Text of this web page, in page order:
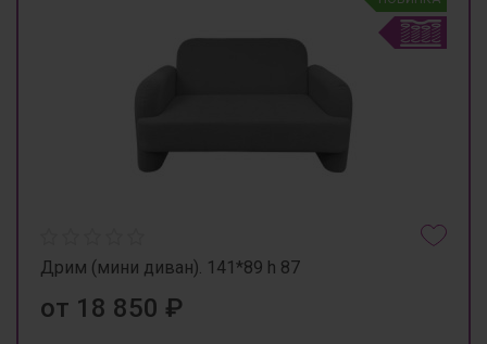
Дрим (мини диван). 141*89 h 87
от 18 850 ₽